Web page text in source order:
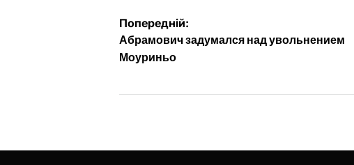
Навігація
записів
Попередній:
Абрамович задумался над увольнением
Моуриньо